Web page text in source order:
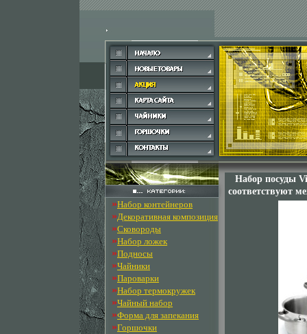
»Набор контейнеров
»Декоративная композиция
»Сковороды
»Набор ложек
»Подносы
»Чайники
»Пароварки
»Набор термокружек
»Чайный набор
»Форма для запекания
»Горшочки
Набор посуды
соответствуют